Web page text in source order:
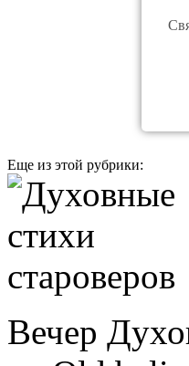
Еще из этой рубрики:
Вечер